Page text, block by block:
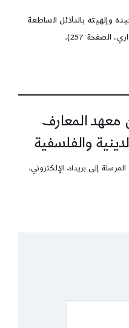
وإلهيته بالدلائل الساطعة
الصفحة 257).
معهد المعارف
والفلسفية
إلى بريدك الإلكتروني.